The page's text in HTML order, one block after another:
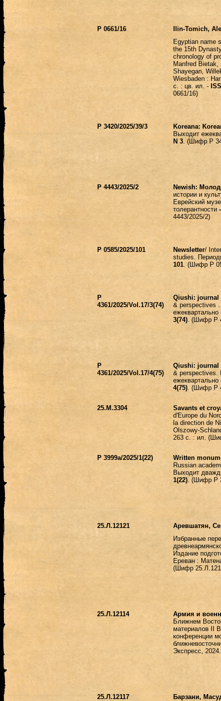
Р 0661/16
Ilin-Tomich,
Egyptian name
the 15th
chronology of
Manfred Bietak,
Shayegan,
Wiesbaden :
с. :цв.ил. -
0661/16)
Р 3420/2025/39/3
Koreana:
Выходит
N 3. (Шифр Р
Р 4443/2025/2
Newish:
истории и
Еврейский
толерантности
4443/2025/2)
Р 0585/2025/101 Newsletter/
studies.
101. (Шифр Р
Р
4361/2025/Vol.17/3(74)
Qiushi: journal
& perspectives
ежеквартально
3(74). (Шифр Р
Р
4361/2025/Vol.17/4(75)
Qiushi: journal
& perspectives.
ежеквартально
4(75). (Шифр Р
25.М.3304
Savants et
d'Europe du
la direction de
Olszowy-
263с. :ил.
Р 3999a/2025/1(22)
Written
Russian
Выходит
1(22). (Шифр Р
25.Л.12121
Аревшатян,
Избранные
Издание
Ереван :
(Шифр
25.Л.12114
Армия и
Ближнем
материалов II
конференции
Экспресс,
25.Л.12117
Барзани,